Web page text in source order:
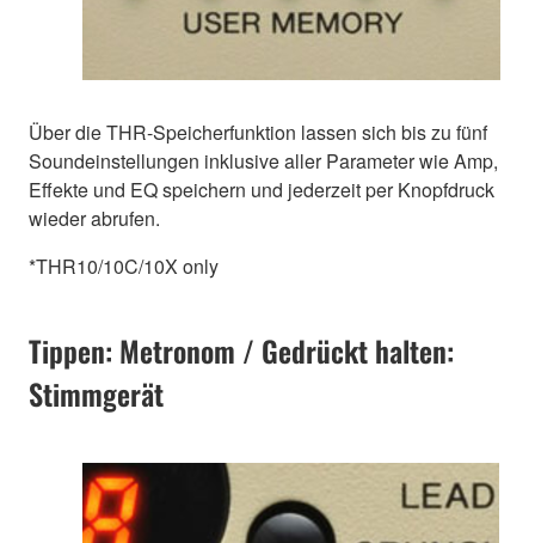
Über die THR-Speicherfunktion lassen sich bis zu fünf
Soundeinstellungen inklusive aller Parameter wie Amp,
Effekte und EQ speichern und jederzeit per Knopfdruck
wieder abrufen.
*THR10/10C/10X only
Tippen: Metronom / Gedrückt halten:
Stimmgerät